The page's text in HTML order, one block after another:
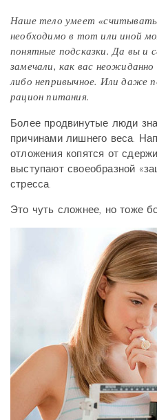
Наше тело умеет
необходимо в тот или иной
понятные подсказки. Да вы и
замечали, как вас
либо непривычное. Или даже
рацион питания.
Более продвинутые люди
причинами лишнего веса.
отложения копятся от
выступают своеобразной
стресса.
Это чуть сложнее, но тоже